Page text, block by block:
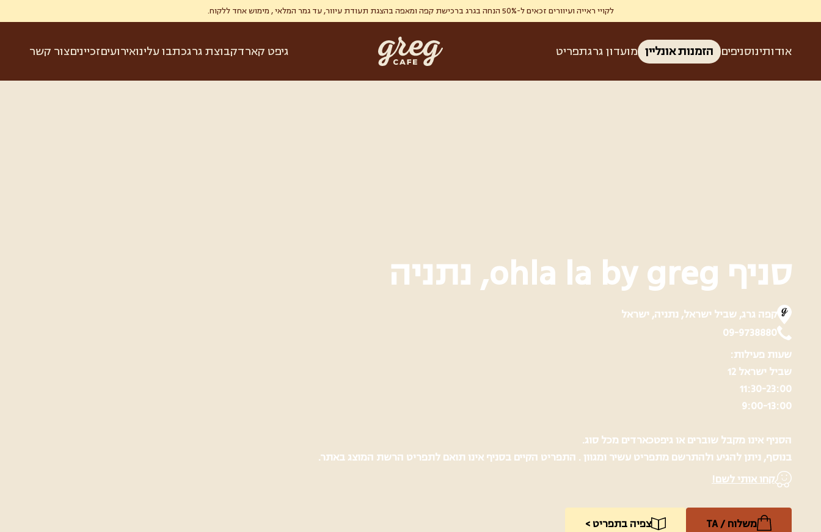
לקויי ראייה ועיוורים זכאים ל-50% הנחה בגרג ברכישת קפה ומאפה בהצגת תעודת עיוור, עד גמר המלאי , מימוש אחד ללקוח.
אודותינוסניפים הזמנות אונליין מועדון גרגתפריט גיפט קארדקבוצת גרגכתבו עלינואירועיםזכייניםצור קשר
סניף ohla la by greg, נתניה
קפה גרג, שביל ישראל, נתניה, ישראל
09-9738880
שעות פעילות:
שביל ישראל 12
11:30-23:00
9:00-13:00
הסניף אינו מקבל שוברים או גיפטכארדים מכל סוג.
בנוסף, ניתן להגיע ולהתרשם מתפריט עשיר ומגוון . התפריט הקיים בסניף אינו תואם לתפריט הרשת המוצג באתר.
קחו אותי לשם!
משלוח / TA צפיה בתפריט >